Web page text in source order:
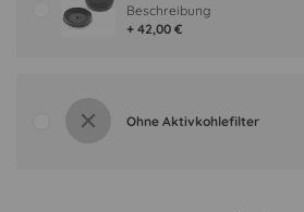
+ 42,00 €
Beschreibung
Ohne Aktivkohlefilter